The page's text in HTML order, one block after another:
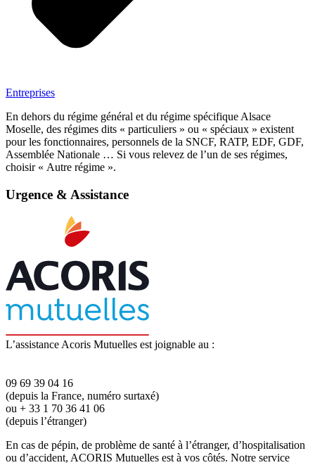
Entreprises
En dehors du régime général et du régime spécifique Alsace
Moselle, des régimes dits « particuliers » ou « spéciaux » existent
pour les fonctionnaires, personnels de la SNCF, RATP, EDF, GDF,
Assemblée Nationale … Si vous relevez de l’un de ses régimes,
choisir « Autre régime ».
Urgence & Assistance
L’assistance Acoris Mutuelles est joignable au :
09 69 39 04 16
(depuis la France, numéro surtaxé)
ou + 33 1 70 36 41 06
(depuis l’étranger)
En cas de pépin, de problème de santé à l’étranger, d’hospitalisation
ou d’accident, ACORIS Mutuelles est à vos côtés. Notre service